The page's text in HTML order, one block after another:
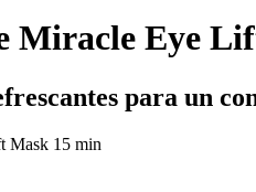
Miracle Eye
para un
Mask 15 min